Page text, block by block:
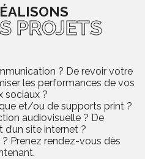
PROJETS
? De revoir votre
les performances de vos
sociaux ?
et/ou de supports print ?
audiovisuelle ? De
site internet ?
Prenez rendez-vous dès